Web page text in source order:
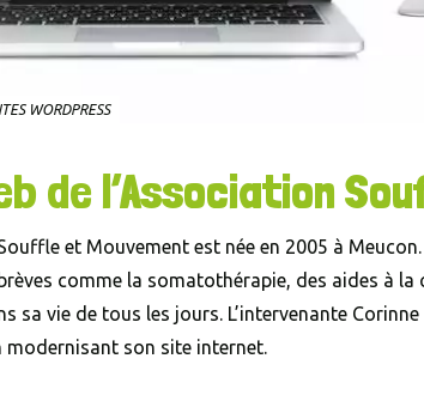
WORDPRESS
de l’Association
et Mouvement est née en 2005 à
comme la somatothérapie, des aides à
sa vie de tous les jours. L’intervenante
modernisant son site internet.